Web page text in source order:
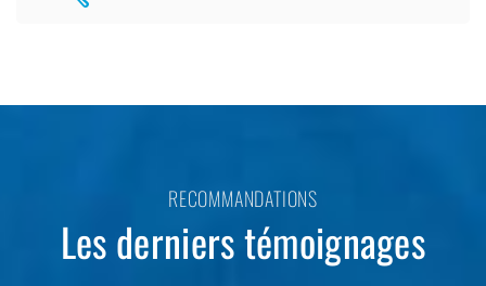
RECOMMANDATIONS
Les derniers témoignages